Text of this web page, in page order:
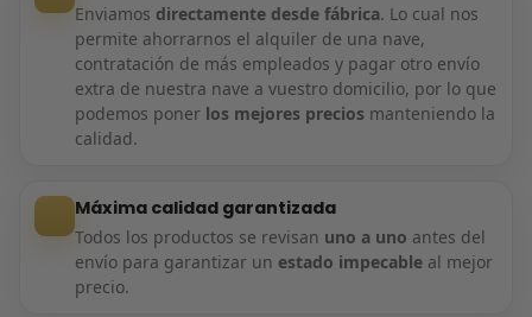
Enviamos directamente desde fábrica. Lo cual nos
permite ahorrarnos el alquiler de una nave,
contratación de más empleados y pagar otro envío
extra de nuestra nave a vuestro domicilio, por lo que
podemos poner los mejores precios manteniendo la
calidad.
Máxima calidad garantizada
Todos los productos se revisan uno a uno antes del
envío para garantizar un estado impecableal mejor
precio.